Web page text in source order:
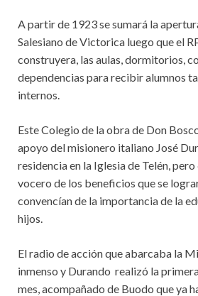
A partir de 1923 se sumará la
Salesiano de Victorica luego que el
construyera, las aulas, dormitorios,
dependencias para recibir alumnos
internos.
Este Colegio de la obra de Don
apoyo del misionero italiano José
residencia en la Iglesia de Telén,
vocero de los beneficios que se
convencían de la importancia de la
hijos.
El radio de acción que abarcaba la
inmenso y Durando realizó la
mes, acompañado de Buodo que ya